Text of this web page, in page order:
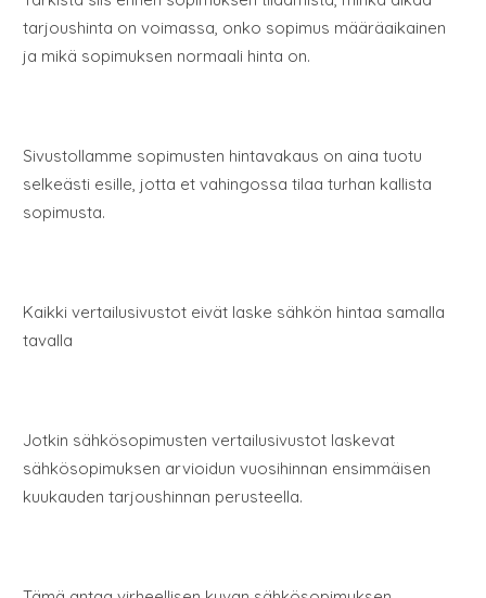
tarjoushinta on voimassa, onko sopimus määräaikainen
ja mikä sopimuksen normaali hinta on.
Sivustollamme sopimusten hintavakaus on aina tuotu
selkeästi esille, jotta et vahingossa tilaa turhan kallista
sopimusta.
Kaikki vertailusivustot eivät laske sähkön hintaa samalla
tavalla
Jotkin sähkösopimusten vertailusivustot laskevat
sähkösopimuksen arvioidun vuosihinnan ensimmäisen
kuukauden tarjoushinnan perusteella.